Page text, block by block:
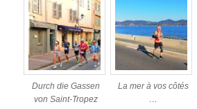
Durch die Gassen
von Saint-Tropez
La mer à vos côtés
…